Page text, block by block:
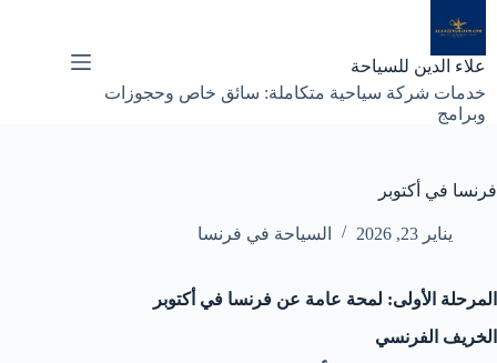
إلى
المحتوى
علاء الدين للسياحة
خدمات شركة سياحية متكاملة: سائق خاص وحجوزات
وبرامج
فرنسا في أكتوبر
يناير 23, 2026 السياحة في فرنسا
المرحلة الأولى: لمحة عامة عن فرنسا في أكتوبر
الخريف الفرنسي